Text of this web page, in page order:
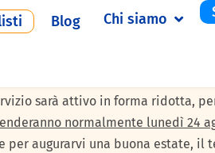
Blog Chi siamo
sarà attivo in forma ridotta,
normalmente lunedì 24
per augurarvi una buona estate, il